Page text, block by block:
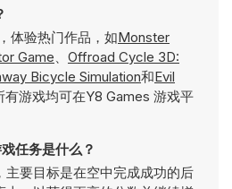
体验热门作品，如Monster
Game、 Offroad Cycle 3D:
Bicycle Simulation和Evil
游戏均可在Y8 Games 游戏平
任务是什么？
要目标是在空中完成成功的后